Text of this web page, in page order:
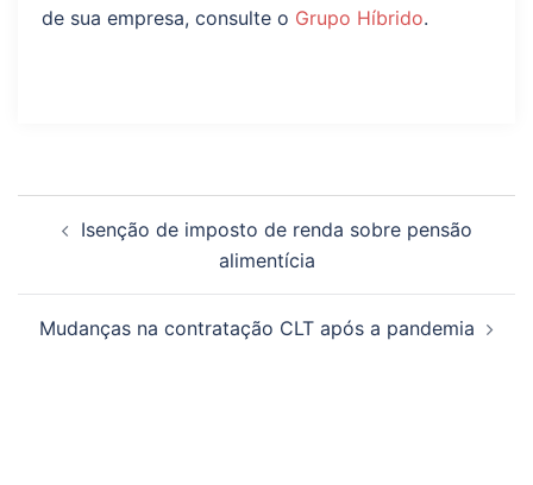
de sua empresa, consulte o Grupo Híbrido.
Isenção de imposto de renda sobre pensão
alimentícia
Mudanças na contratação CLT após a pandemia